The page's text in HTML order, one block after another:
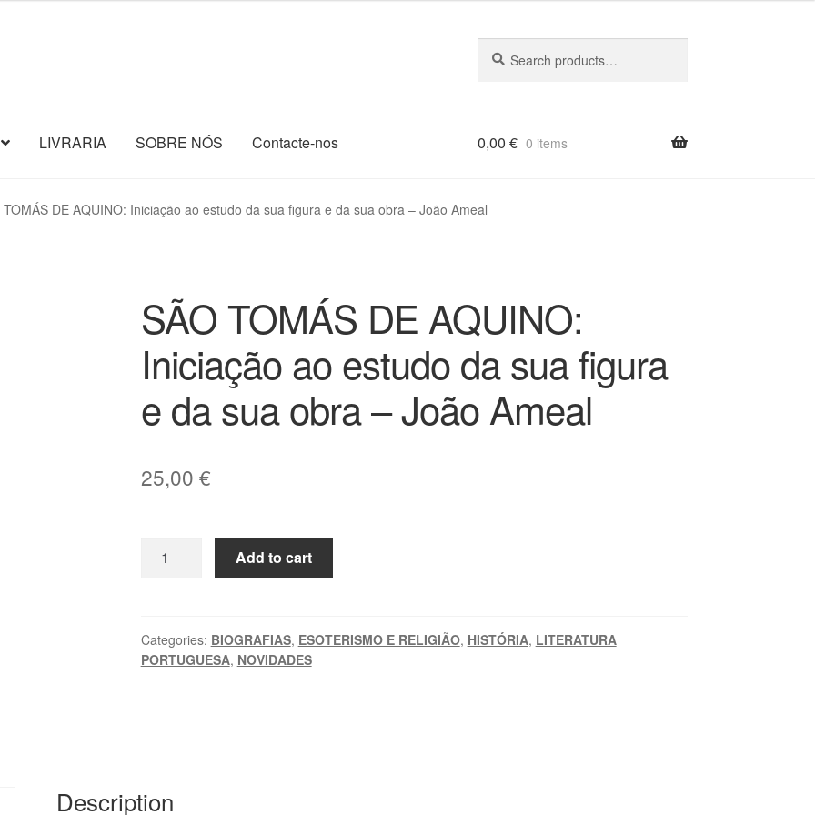
for:
LIVRARIA SOBRE NÓS Contacte-nos 0,00 € 0 items
TOMÁS DE AQUINO: Iniciação ao estudo da sua figura e da sua obra – João Ameal
SÃO TOMÁS DE AQUINO:
Iniciação ao estudo da sua figura
e da sua obra – João Ameal
25,00 €
TOMÁS
Iniciação
ao
da
Add to cart
Categories: BIOGRAFIAS, ESOTERISMO E RELIGIÃO, HISTÓRIA, LITERATURA
PORTUGUESA, NOVIDADES
Description